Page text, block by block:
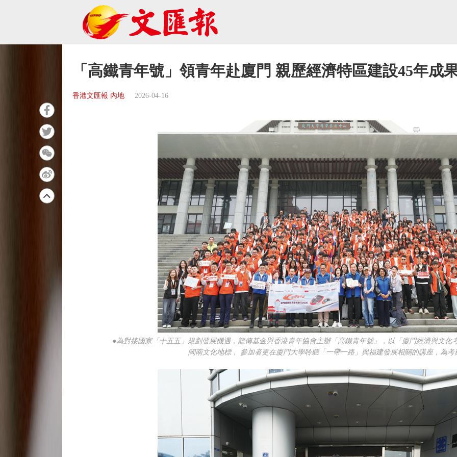
「高鐵青年號」領青年赴廈門 親歷經濟特區建設45年成
香港文匯報 內地 2026-04-16
●為對接國家「十五五」規劃發展機遇，龍傳基金與香港青年協會主辦「高鐵青年號」，以「廈門經濟與文化
閩南文化地標， 參加者更在廈門大學聆聽「一帶一路」與福建發展相關的講座，為考